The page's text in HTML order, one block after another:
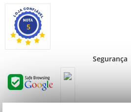
5
Segurança